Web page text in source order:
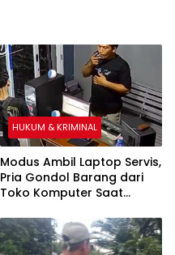
HUKUM & KRIMINAL
Modus Ambil Laptop Servis,
Pria Gondol Barang dari
Toko Komputer Saat